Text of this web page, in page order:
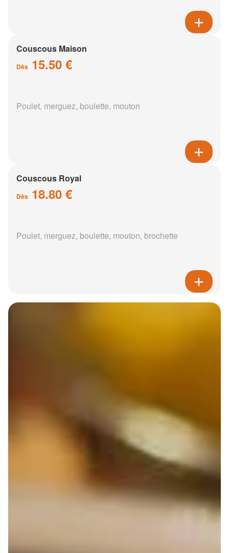
Couscous Maison
Dès 15.50 €
Poulet, merguez, boulette, mouton
Couscous Royal
Dès 18.80 €
Poulet, merguez, boulette, mouton, brochette